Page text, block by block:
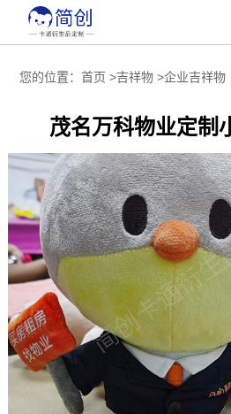
您的位置： 首页 >吉祥物>企业吉祥物
茂名万科物业定制